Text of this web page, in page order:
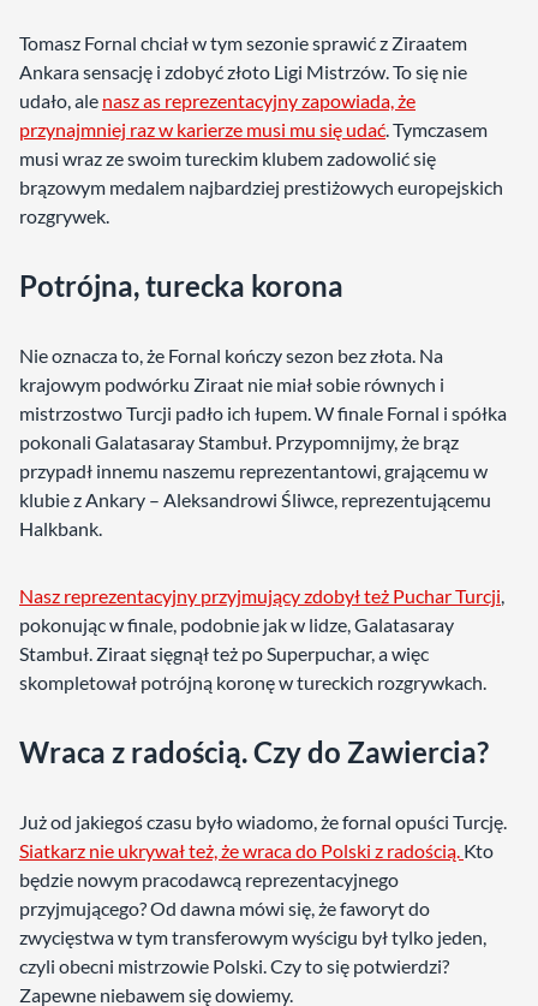
Tomasz Fornal chciał w tym sezonie sprawić z Ziraatem
Ankara sensację i zdobyć złoto Ligi Mistrzów. To się nie
udało, ale nasz as reprezentacyjny zapowiada, że
przynajmniej raz w karierze musi mu się udać. Tymczasem
musi wraz ze swoim tureckim klubem zadowolić się
brązowym medalem najbardziej prestiżowych europejskich
rozgrywek.
Potrójna, turecka korona
Nie oznacza to, że Fornal kończy sezon bez złota. Na
krajowym podwórku Ziraat nie miał sobie równych i
mistrzostwo Turcji padło ich łupem. W finale Fornal i spółka
pokonali Galatasaray Stambuł. Przypomnijmy, że brąz
przypadł innemu naszemu reprezentantowi, grającemu w
klubie z Ankary – Aleksandrowi Śliwce, reprezentującemu
Halkbank.
Nasz reprezentacyjny przyjmujący zdobył też Puchar Turcji,
pokonując w finale, podobnie jak w lidze, Galatasaray
Stambuł. Ziraat sięgnął też po Superpuchar, a więc
skompletował potrójną koronę w tureckich rozgrywkach.
Wraca z radością. Czy do Zawiercia?
Już od jakiegoś czasu było wiadomo, że fornal opuści Turcję.
Siatkarz nie ukrywał też, że wraca do Polski z radością. Kto
będzie nowym pracodawcą reprezentacyjnego
przyjmującego? Od dawna mówi się, że faworyt do
zwycięstwa w tym transferowym wyścigu był tylko jeden,
czyli obecni mistrzowie Polski. Czy to się potwierdzi?
Zapewne niebawem się dowiemy.